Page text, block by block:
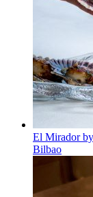
El Mirador
Bilbao